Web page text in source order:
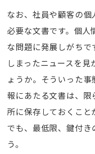
なお、社員や顧客の
必要な文書です。個人
な問題に発展しがちで
しまったニュースを
ょうか。そういった
報にあたる文書は、
所に保存しておくこと
でも、最低限、鍵付き
う。